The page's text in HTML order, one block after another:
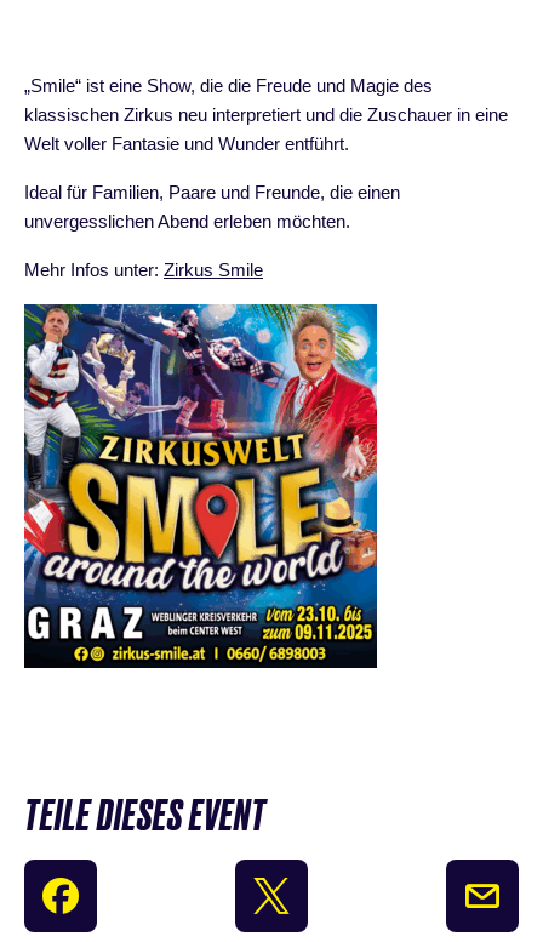
„Smile“ ist eine Show, die die Freude und Magie des
klassischen Zirkus neu interpretiert und die Zuschauer in eine
Welt voller Fantasie und Wunder entführt.
Ideal für Familien, Paare und Freunde, die einen
unvergesslichen Abend erleben möchten.
Mehr Infos unter: Zirkus Smile
TEILE DIESES EVENT